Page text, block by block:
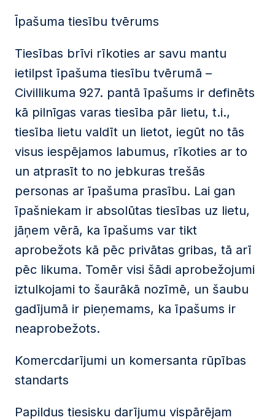
Īpašuma tiesību tvērums
Tiesības brīvi rīkoties ar savu mantu
ietilpst īpašuma tiesību tvērumā –
Civillikuma 927. pantā īpašums ir definēts
kā pilnīgas varas tiesība pār lietu, t.i.,
tiesība lietu valdīt un lietot, iegūt no tās
visus iespējamos labumus, rīkoties ar to
un atprasīt to no jebkuras trešās
personas ar īpašuma prasību. Lai gan
īpašniekam ir absolūtas tiesības uz lietu,
jāņem vērā, ka īpašums var tikt
aprobežots kā pēc privātas gribas, tā arī
pēc likuma. Tomēr visi šādi aprobežojumi
iztulkojami to šaurākā nozīmē, un šaubu
gadījumā ir pieņemams, ka īpašums ir
neaprobežots.
Komercdarījumi un komersanta rūpības
standarts
Papildus tiesisku darījumu vispārējam